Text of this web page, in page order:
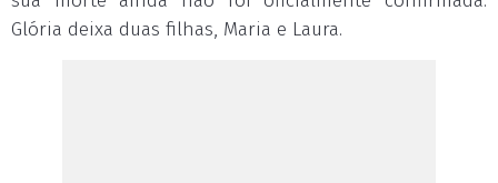
Glória deixa duas filhas, Maria e Laura.